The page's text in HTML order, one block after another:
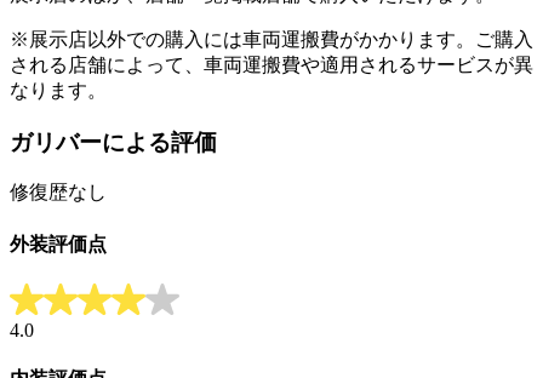
※展示店以外での購入には車両運搬費がかかります。ご購入
される店舗によって、車両運搬費や適用されるサービスが異
なります。
ガリバーによる評価
修復歴なし
外装評価点
4.0